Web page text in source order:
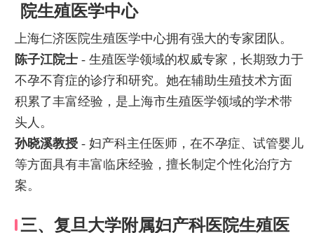
院生殖医学中心
上海仁济医院生殖医学中心拥有强大的专家团队。
陈子江院士- 生殖医学领域的权威专家，长期致力于
不孕不育症的诊疗和研究。她在辅助生殖技术方面
积累了丰富经验，是上海市生殖医学领域的学术带
头人。
孙晓溪教授- 妇产科主任医师，在不孕症、试管婴儿
等方面具有丰富临床经验，擅长制定个性化治疗方
案。
三、复旦大学附属妇产科医院生殖医